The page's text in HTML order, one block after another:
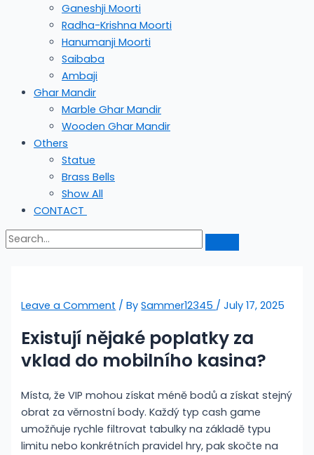
Ganeshji Moorti
Radha-Krishna Moorti
Hanumanji Moorti
Saibaba
Ambaji
Ghar Mandir
Marble Ghar Mandir
Wooden Ghar Mandir
Others
Statue
Brass Bells
Show All
CONTACT
Leave a Comment / BySammer12345 /July 17, 2025
Existují nějaké poplatky za
vklad do mobilního kasina?
Místa, že VIP mohou získat méně bodů a získat stejný
obrat za věrnostní body. Každý typ cash game
umožňuje rychle filtrovat tabulky na základě typu
limitu nebo konkrétních pravidel hry, pak skočte na